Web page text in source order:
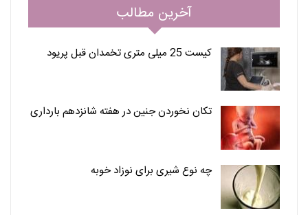
آخرین مطالب
کیست 25 میلی متری تخمدان قبل پریود
تکان نخوردن جنین در هفته شانزدهم بارداری
چه نوع شیری برای نوزاد خوبه